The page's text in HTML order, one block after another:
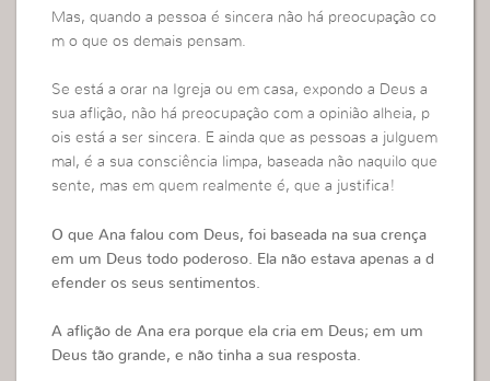
Mas, quando a pessoa é sincera não há preocupação co
m o que os demais pensam.
Se está a orar na Igreja ou em casa, expondo a Deus a
sua aflição, não há preocupação com a opinião alheia, p
ois está a ser sincera. E ainda que as pessoas a julguem
mal, é a sua consciência limpa, baseada não naquilo que
sente, mas em quem realmente é, que a justifica!
O que Ana falou com Deus, foi baseada na sua crença
em um Deus todo poderoso. Ela não estava apenas a d
efender os seus sentimentos.
A aflição de Ana era porque ela cria em Deus; em um
Deus tão grande, e não tinha a sua resposta.